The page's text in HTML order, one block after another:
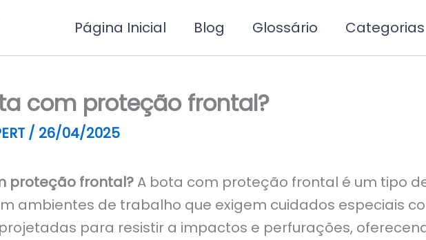
Página Inicial Blog Glossário Categorias
com proteção frontal?
/ 26/04/2025
proteção frontal? A bota com proteção frontal é um tipo
ambientes de trabalho que exigem cuidados especiais
para resistir a impactos e perfurações,